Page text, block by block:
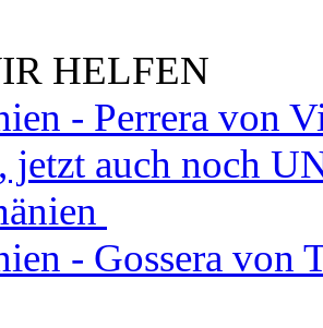
HELFEN
- Perrera von
jetzt auch noch
- Gossera von